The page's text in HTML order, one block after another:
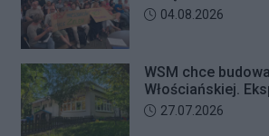
Data dodania artykułu:
04.08.2026
WSM chce
Włościańskiej.
problemy z
Data dodania artykułu:
27.07.2026